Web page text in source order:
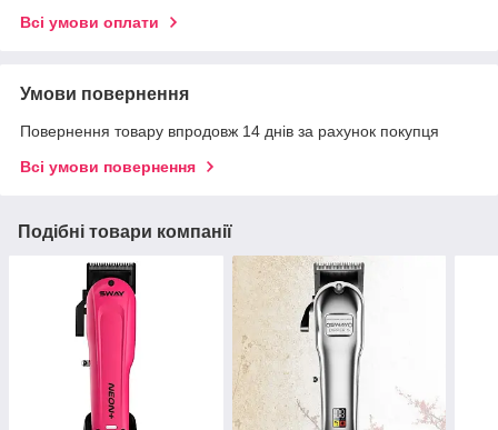
Всі умови оплати
Умови повернення
Повернення товару впродовж 14 днів за рахунок покупця
Всі умови повернення
Подібні товари компанії